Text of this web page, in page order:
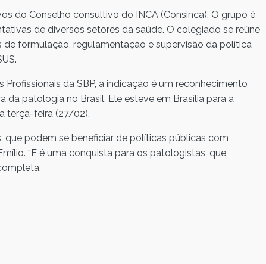
do Conselho consultivo do INCA (Consinca). O grupo é
de diversos setores da saúde. O colegiado se reúne
formulação, regulamentação e supervisão da política
Profissionais da SBP, a indicação é um reconhecimento
patologia no Brasil. Ele esteve em Brasília para a
terça-feira (27/02).
que podem se beneficiar de políticas públicas com
“E é uma conquista para os patologistas, que